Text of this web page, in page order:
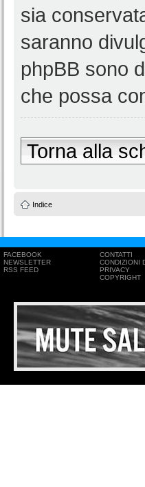
sia
saranno
phpBB sono
che possa
Torna alla
Indice
FACEBOOK
NEWSLETTER
RSS FEED
CONTATTI
CONDIZIONI
PRIVACY
COPYRIGHT